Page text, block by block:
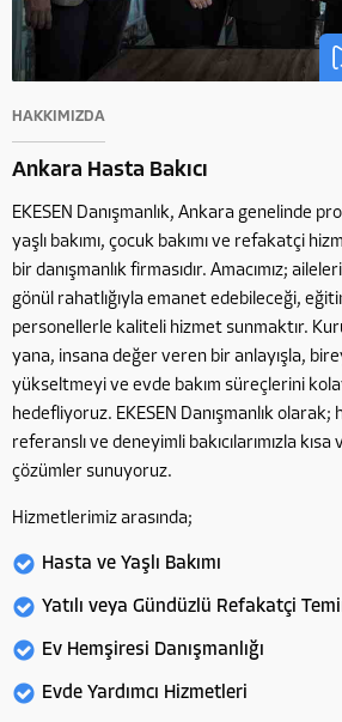
HAKKIMIZDA
Ankara Hasta Bakıcı
EKESEN Danışmanlık, Ankara genelinde
yaşlı bakımı, çocuk bakımı ve refakatçi
bir danışmanlık firmasıdır. Amacımız;
gönül rahatlığıyla emanet edebileceği,
personellerle kaliteli hizmet sunmaktır.
yana, insana değer veren bir anlayışla,
yükseltmeyi ve evde bakım süreçlerini
hedefliyoruz. EKESEN Danışmanlık olarak;
referanslı ve deneyimli bakıcılarımızla
çözümler sunuyoruz.
Hizmetlerimiz arasında;
Hasta ve Yaşlı Bakımı
Yatılı veya Gündüzlü Refakatçi
Ev Hemşiresi Danışmanlığı
Evde Yardımcı Hizmetleri